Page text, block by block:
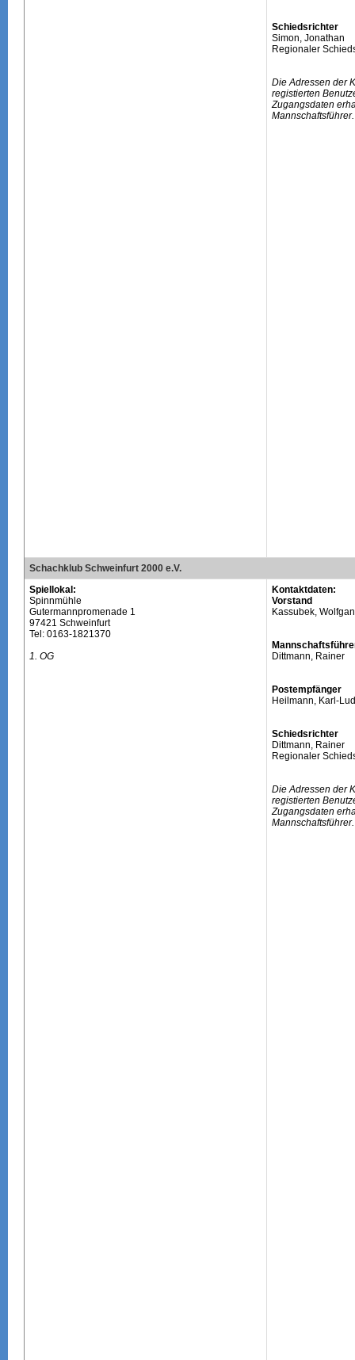
Schiedsrichter
Simon, Jonathan
Regionaler
Die Adressen der
registierten
Zugangsdaten
Mannschaftsführer.
Schachklub Schweinfurt 2000 e.V.
Spiellokal:
Spinnmühle
Gutermannpromenade 1
97421 Schweinfurt
Tel: 0163-1821370
1. OG
Kontaktdaten:
Vorstand
Kassubek,
Dittmann, Rainer
Postempfänger
Heilmann, Karl-
Schiedsrichter
Dittmann, Rainer
Regionaler
Die Adressen der
registierten
Zugangsdaten
Mannschaftsführer.